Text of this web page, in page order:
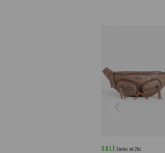
SALE Envíos en 2hs